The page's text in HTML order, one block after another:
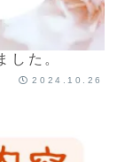
した。
2024.10.26